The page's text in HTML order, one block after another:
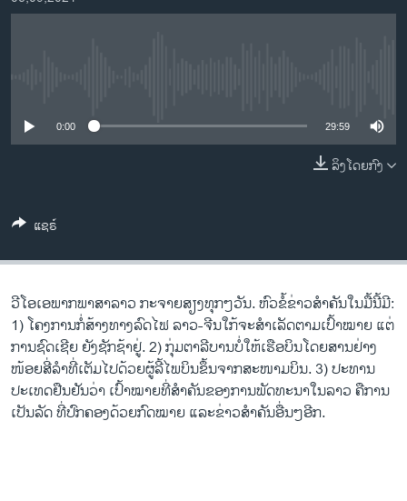
ພາສາອັງກິດ
ລາຍການກະຈາຍສຽງ
ລາຍງານ
ພາສາຕ່າງໆ
0:00 29:59
ລິງໂດຍກົງ
ແຊຣ໌
ວີໂອເອພາກພາສາລາວ ກະຈາຍສຽງທຸກໆວັນ. ຫົວຂໍ້ຂ່າວສໍາຄັນໃນມື້ນີ້ມີ:
1) ໂຄງການກໍ່ສ້າງທາງລົດໄຟ ລາວ-ຈີນໃກ້ຈະສຳເລັດຕາມເປົ້າໝາຍ ແຕ່
ການຊົດເຊີຍ ຍັງຊັກຊ້າຢູ່. 2) ກຸ່ມຕາລີບານບໍ່ໃຫ້ເຮືອບິນໂດຍສານຢ່າງ
ໜ້ອຍສີ່ລໍາທີ່ເຕັມໄປດ້ວຍຜູ້ລີ້ໄພບິນຂຶ້ນຈາກສະໜາມບິນ. 3) ປະທານ
ປະເທດຢືນຢັນວ່າ ເປົ້າໝາຍທີ່ສຳຄັນຂອງການພັດທະນາໃນລາວ ຄືການ
ເປັນລັດ ທີ່ປົກຄອງດ້ວຍກົດໝາຍ ແລະຂ່າວສໍາຄັນອື່ນໆອີກ.